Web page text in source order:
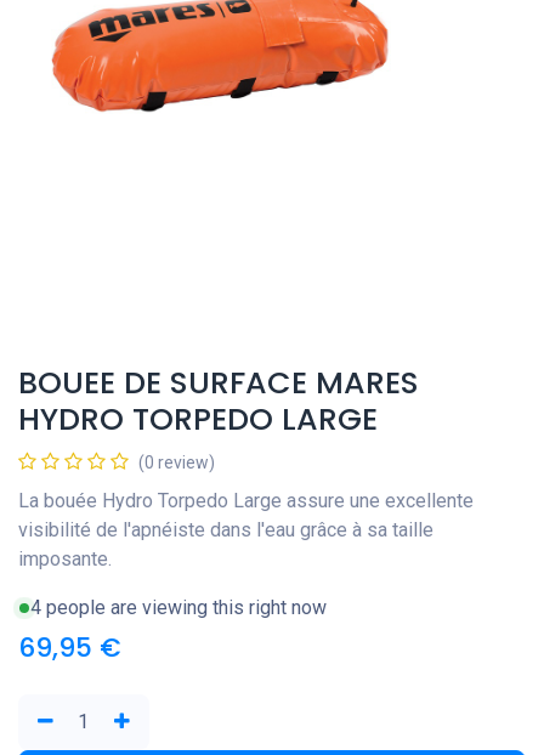
BOUEE DE SURFACE MARES
HYDRO TORPEDO LARGE
(0 review)
La bouée Hydro Torpedo Large assure une excellente
visibilité de l'apnéiste dans l'eau grâce à sa taille
imposante.
4 people are viewing this right now
69,95 €